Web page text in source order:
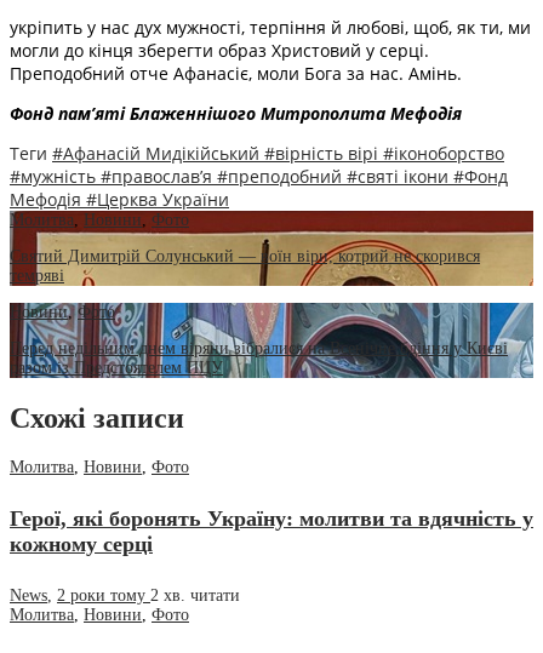
укріпить у нас дух мужності, терпіння й любові, щоб, як ти, ми
могли до кінця зберегти образ Христовий у серці.
Преподобний отче Афанасіє, моли Бога за нас. Амінь.
Фонд пам’яті Блаженнішого Митрополита Мефодія
Теги #Афанасій Мидікійський #вірність вірі #іконоборство
#мужність #православ’я #преподобний #святі ікони #Фонд
Мефодія #Церква України
Молитва Новини Фото
Святий Димитрій Солунський — воїн віри, котрий не скорився
темряві
Новини,Фото
Перед недільним днем віряни зібралися на Всенічне бдіння у Києві
разом із Предстоятелем ПЦУ
Схожі записи
Молитва, Новини, Фото
Герої, які боронять Україну: молитви та вдячність у
кожному серці
News, 2 роки тому 2 хв. читати
Молитва, Новини, Фото